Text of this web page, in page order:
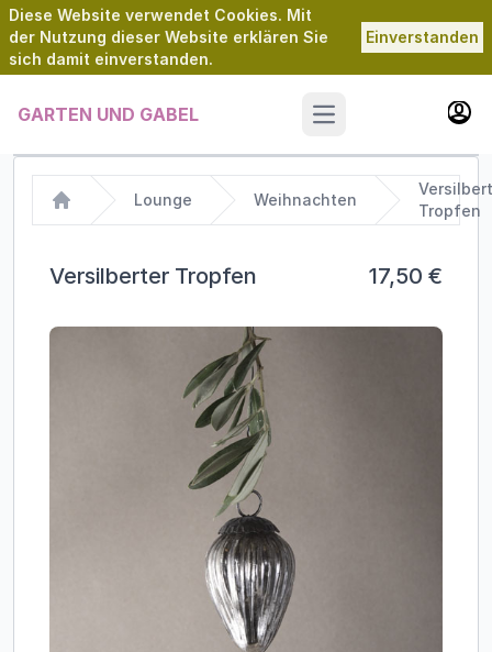
Diese Website verwendet Cookies. Mit
der Nutzung dieser Website erklären Sie
sich damit einverstanden.
Einverstanden
GARTEN UND GABEL Open main menu
Home
Lounge Weihnachten
Tropfen
Versilberter Tropfen 17,50 €
Images